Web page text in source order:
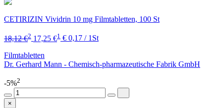
CETIRIZIN Vividrin 10 mg Filmtabletten, 100 St
18,12 €2 17,25 €1 € 0,17 / 1St
Filmtabletten
Dr. Gerhard Mann - Chemisch-pharmazeutische Fabrik GmbH
-5%2
×